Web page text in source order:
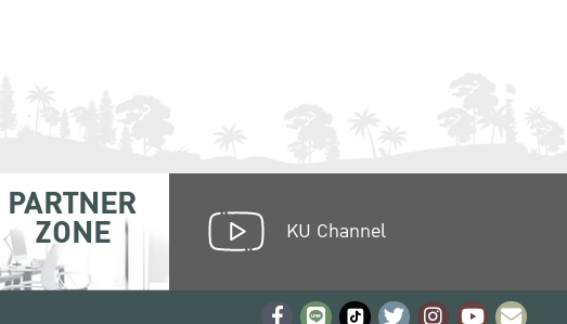
PARTNER
ZONE KU Channel